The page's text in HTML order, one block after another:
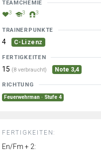
TEAMCHEMIE
3 3 3
TRAINERPUNKTE
4 C-Lizenz
FERTIGKEITEN
15 (8 verbraucht) Note 3,4
RICHTUNG
Feuerwehrman · Stufe 4
FERTIGKEITEN:
En/Fm + 2: